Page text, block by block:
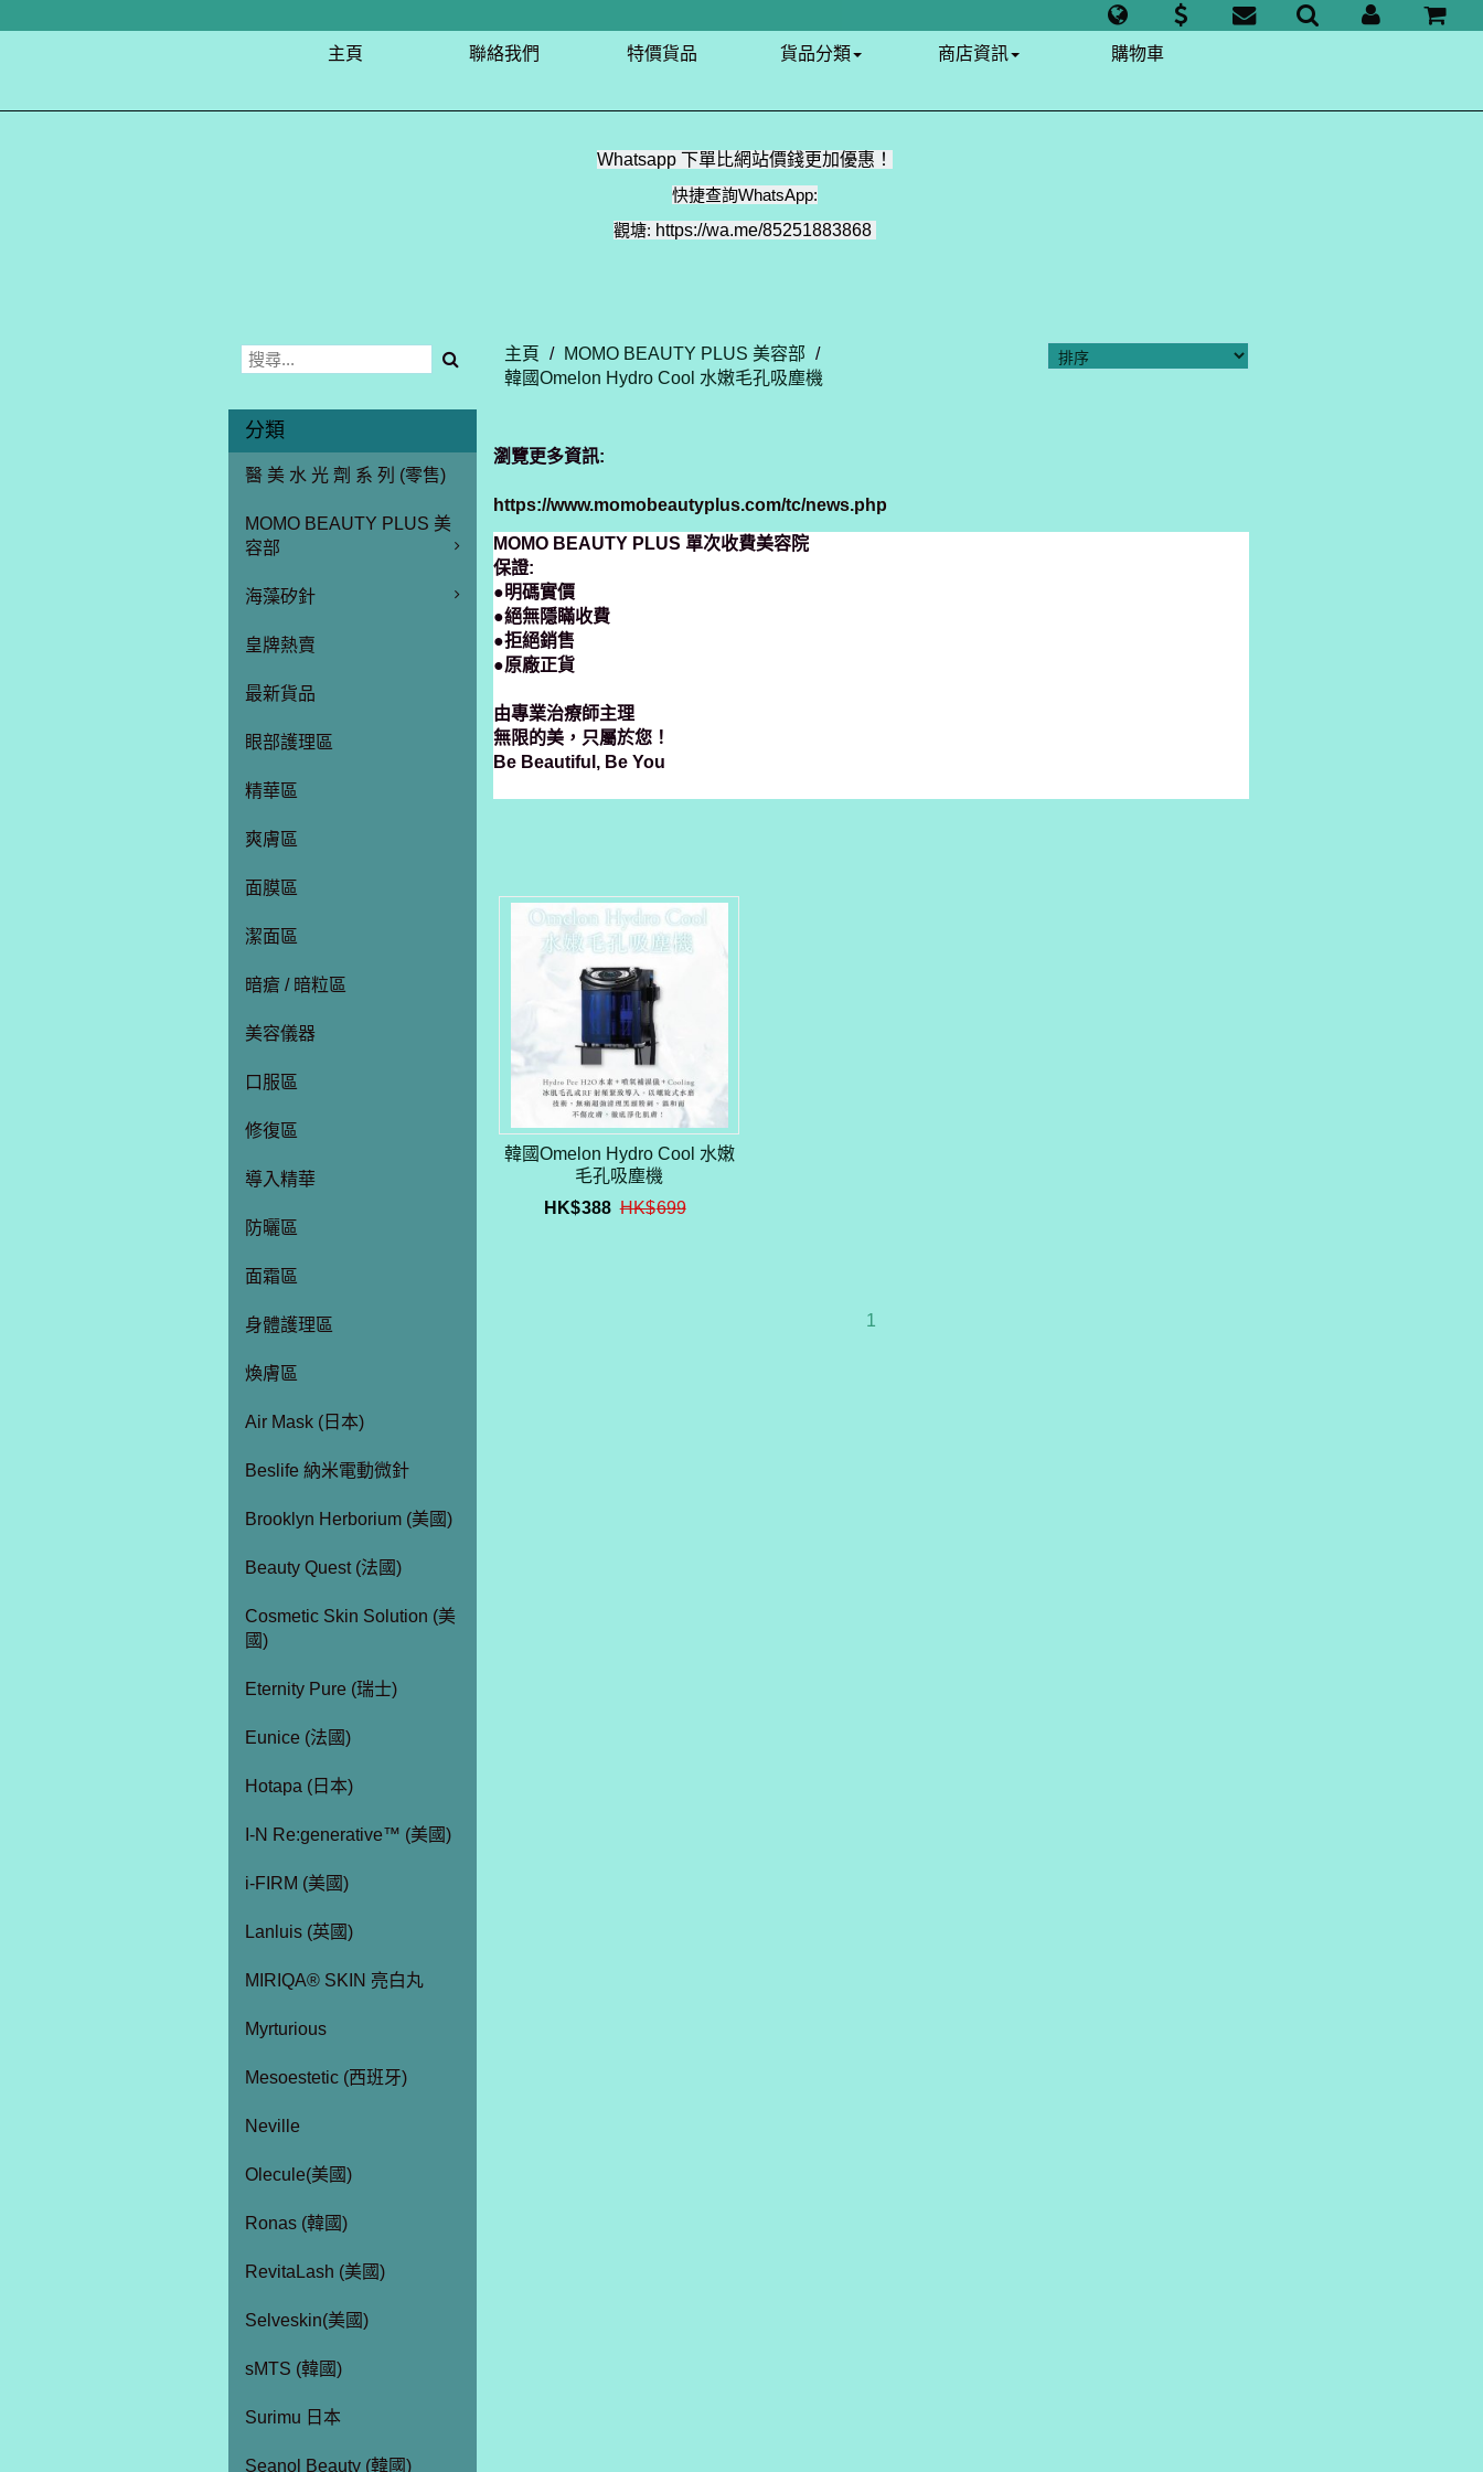
主頁 聯絡我們 特價貨品 貨品分類 商店資訊 購物車
Whatsapp 下單比網站價錢更加優惠！
快捷查詢WhatsApp:
觀塘: https://wa.me/85251883868
分類
醫 美 水 光 劑 系 列 (零售)
MOMO BEAUTY PLUS 美
容部
海藻矽針
皇牌熱賣
最新貨品
眼部護理區
精華區
爽膚區
面膜區
潔面區
暗瘡 / 暗粒區
美容儀器
口服區
修復區
導入精華
防曬區
面霜區
身體護理區
煥膚區
Air Mask (日本)
Beslife 納米電動微針
Brooklyn Herborium (美國)
Beauty Quest (法國)
Cosmetic Skin Solution (美
國)
Eternity Pure (瑞士)
Eunice (法國)
Hotapa (日本)
I-N Re:generative™ (美國)
i-FIRM (美國)
Lanluis (英國)
MIRIQA® SKIN 亮白丸
Myrturious
Mesoestetic (西班牙)
Neville
Olecule(美國)
Ronas (韓國)
RevitaLash (美國)
Selveskin(美國)
sMTS (韓國)
Surimu 日本
Seanol Beauty (韓國)
主頁 / MOMO BEAUTY PLUS 美容部 /
韓國Omelon Hydro Cool 水嫩毛孔吸塵機
瀏覽更多資訊:
https://www.momobeautyplus.com/tc/news.php
MOMO BEAUTY PLUS 單次收費美容院
保證:
●明碼實價
●絕無隱瞞收費
●拒絕銷售
●原廠正貨
由專業治療師主理
無限的美，只屬於您！
Be Beautiful, Be You
韓國Omelon Hydro Cool 水嫩
毛孔吸塵機
HK$388 HK$699
1